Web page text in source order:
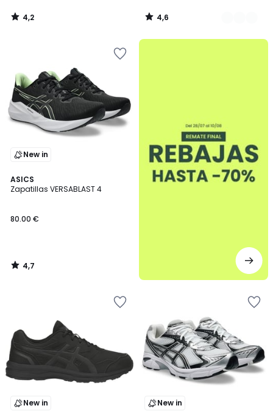
4,2
/
4,6
/
New in
ASICS
Zapatillas VERSABLAST 4
80.00 €
4,7
/ 5
4,7
/
.
New in New in